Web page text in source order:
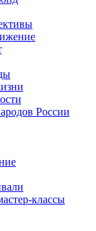
России
классы